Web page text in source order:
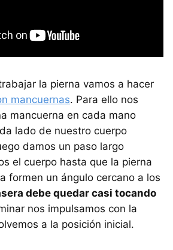
la pierna vamos a hacer
mancuernas. Para ello nos
mancuerna en cada mano
lado de nuestro cuerpo
damos un paso largo
el cuerpo hasta que la pierna
formen un ángulo cercano a los
debe quedar casi tocando
nos impulsamos con la
a la posición inicial.